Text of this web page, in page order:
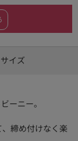
サイズ
ーニー。
締め付けなく楽